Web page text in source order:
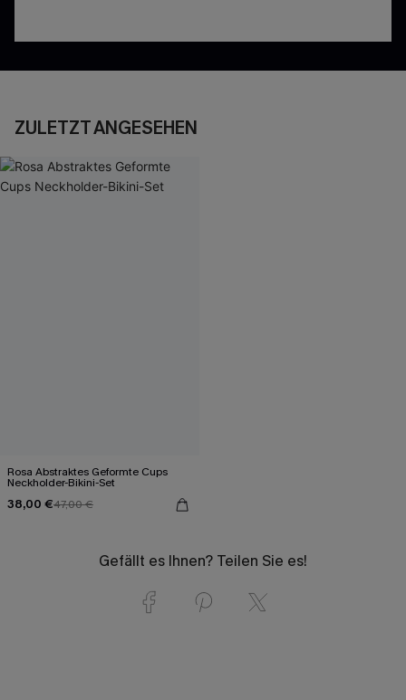
ZULETZT ANGESEHEN
Rosa Abstraktes Geformte Cups
Neckholder-Bikini-Set
38,00 €47,00 €
Gefällt es Ihnen? Teilen Sie es!